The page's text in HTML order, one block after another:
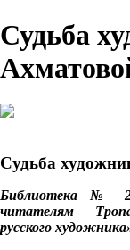
Судьба
Судьба
Библиотека №
читателям
русского